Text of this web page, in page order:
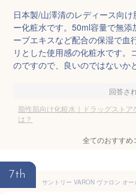
日本製/山澤清のレディース向
ー化粧水です。50ml容量で無
ーブエキスなど配合の保湿で血
リとした使用感の化粧水です。
のですので、良いのではないか
回答さ
脂性肌向け化粧水｜ドラッグスト
は？
全てのおすすめ
7th